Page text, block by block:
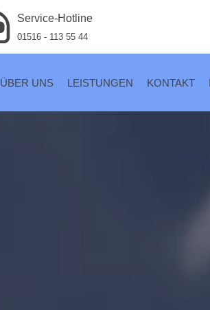
Service-Hotline
01516 - 113 55 44
ÜBER UNS LEISTUNGEN KONTAKT